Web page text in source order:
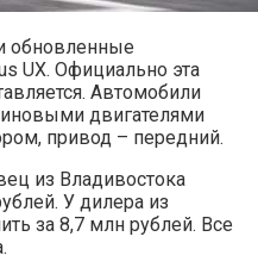
обновленные
UX. Официально эта
Автомобили
двигателями
привод – передний.
из Владивостока
У дилера из
за 8,7 млн рублей. Все